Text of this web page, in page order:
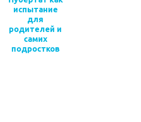
испытание
для
родителей и
самих
подростков